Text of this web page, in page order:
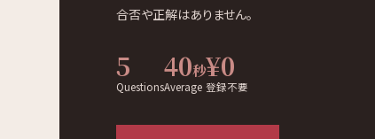
合否や正解はありません。
5
Questions
40秒
Average
¥0
登録不要